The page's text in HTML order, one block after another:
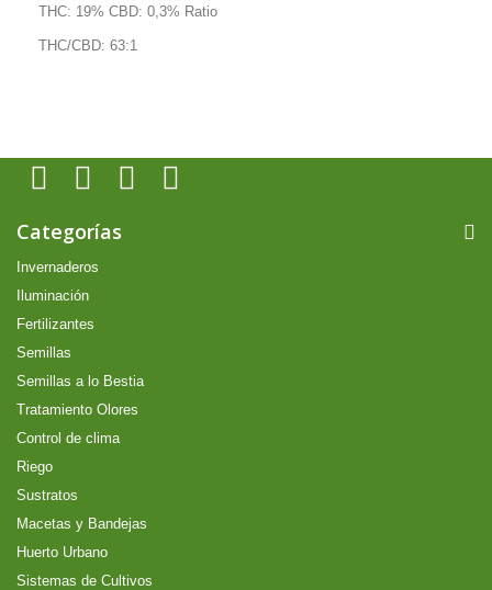
THC: 19% CBD: 0,3% Ratio
THC/CBD: 63:1
Categorías
Invernaderos
Iluminación
Fertilizantes
Semillas
Semillas a lo Bestia
Tratamiento Olores
Control de clima
Riego
Sustratos
Macetas y Bandejas
Huerto Urbano
Sistemas de Cultivos